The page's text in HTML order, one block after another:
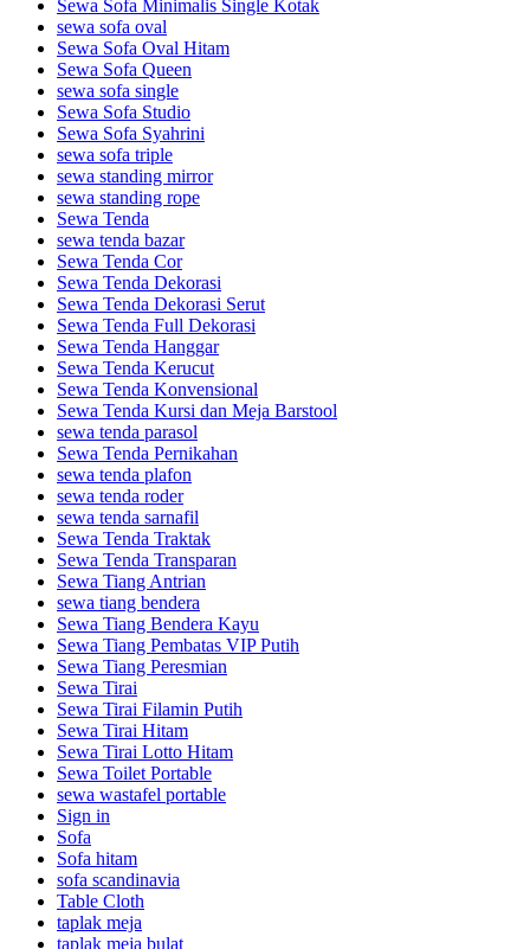
Sewa Sofa Minimalis Single Kotak
sewa sofa oval
Sewa Sofa Oval Hitam
Sewa Sofa Queen
sewa sofa single
Sewa Sofa Studio
Sewa Sofa Syahrini
sewa sofa triple
sewa standing mirror
sewa standing rope
Sewa Tenda
sewa tenda bazar
Sewa Tenda Cor
Sewa Tenda Dekorasi
Sewa Tenda Dekorasi Serut
Sewa Tenda Full Dekorasi
Sewa Tenda Hanggar
Sewa Tenda Kerucut
Sewa Tenda Konvensional
Sewa Tenda Kursi dan Meja Barstool
sewa tenda parasol
Sewa Tenda Pernikahan
sewa tenda plafon
sewa tenda roder
sewa tenda sarnafil
Sewa Tenda Traktak
Sewa Tenda Transparan
Sewa Tiang Antrian
sewa tiang bendera
Sewa Tiang Bendera Kayu
Sewa Tiang Pembatas VIP Putih
Sewa Tiang Peresmian
Sewa Tirai
Sewa Tirai Filamin Putih
Sewa Tirai Hitam
Sewa Tirai Lotto Hitam
Sewa Toilet Portable
sewa wastafel portable
Sign in
Sofa
Sofa hitam
sofa scandinavia
Table Cloth
taplak meja
taplak meja bulat